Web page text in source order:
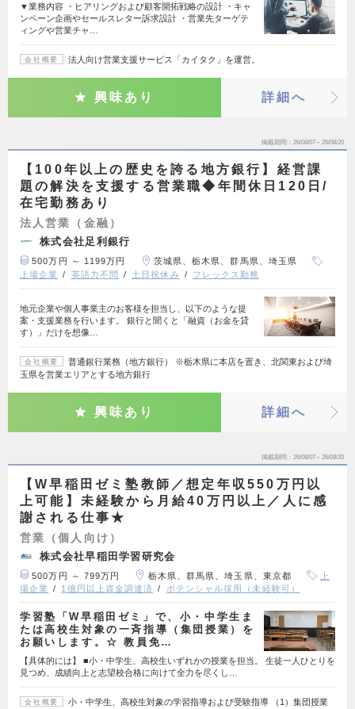
▼業務内容 ・ヒアリングおよび顧客開拓戦略の設計 ・キャ
ンペーン企画やセールスレター訴求設計 ・営業先ターゲテ
ィングや営業チャ…
会社概要 法人向け営業支援サービス「カイタク」を運営。
興味あり 詳細へ
掲載期間 26/08/07～26/08/20
【100年以上の歴史を誇る地方銀行】経営課
題の解決を支援する営業職◆年間休日120日/
在宅勤務あり
法人営業（金融）
株式会社足利銀行
500万円 ～ 1199万円
茨城県、栃木県、群馬県、埼玉県
上場企業
英語力不問 土日祝休み フレックス勤務
地元企業や個人事業主のお客様を担当し、以下のような提
案・支援業務を行います。 銀行と聞くと「融資（お金を貸
す）」だけを想像…
会社概要
普通銀行業務（地方銀行） ※栃木県に本店を置き、北関東および埼
玉県を営業エリアとする地方銀行
興味あり 詳細へ
掲載期間 26/08/07～26/08/20
【W早稲田ゼミ塾教師／想定年収550万円以
上可能】未経験から月給40万円以上／人に感
謝される仕事★
営業（個人向け）
株式会社早稲田学習研究会
500万円 ～ 799万円 栃木県、群馬県、埼玉県、東京都
上
場企業
1億円以上資金調達済 ポテンシャル採用（未経験可）
学習塾「W早稲田ゼミ」で、小・中学生ま
たは高校生対象の一斉指導（集団授業）を
お願いします。☆ 教員免…
【具体的には】 ■小・中学生、高校生いずれかの授業を担当。 生徒一人ひとりを
見つめ、成績向上と志望校合格に向けて全力を尽くし…
会社概要
小・中学生、高校生対象の学習指導および受験指導 （1）集団授業